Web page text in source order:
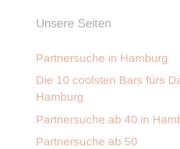
Unsere Seiten
Partnersuche in Hamburg
Die 10 coolsten Bars fürs
Hamburg
Partnersuche ab 40 in
Partnersuche ab 50